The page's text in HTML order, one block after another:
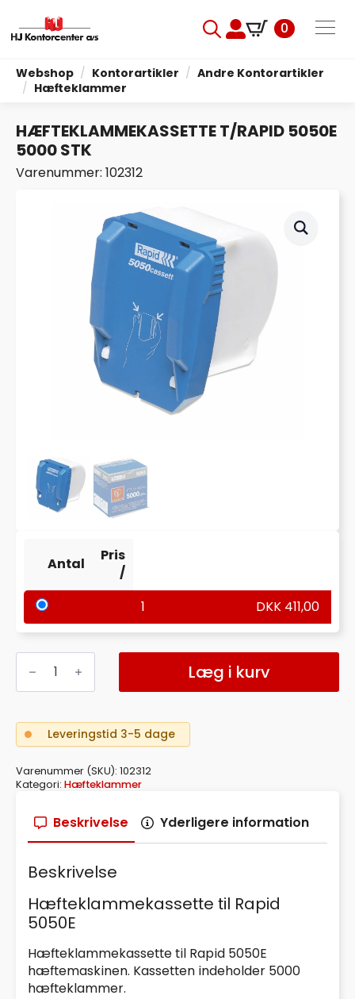
for:
0
Webshop Kontorartikler
Andre Kontorartikler
Hæfteklammer
HÆFTEKLAMMEKASSETTE T/RAPID 5050E
5000 STK
Varenummer: 102312
Antal
Pris
/
1
DKK 411,00
HÆFTEKLAMMEKASSETTE
T/RAPID
5000
antal
Læg i kurv
Leveringstid 3-5 dage
Varenummer (SKU): 102312
Kategori: Hæfteklammer
Beskrivelse Yderligere information
Beskrivelse
Hæfteklammekassette til Rapid
5050E
Hæfteklammekassette til Rapid 5050E
hæftemaskinen. Kassetten indeholder 5000
hæfteklammer.